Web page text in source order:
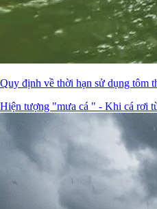
Quy định về thời hạn sử dụng tôm
Hiện tượng "mưa cá " - Khi cá rơi